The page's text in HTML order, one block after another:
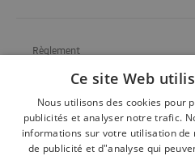
Règlement
À propos de la société
Expédition
Renvois, réclamations
Ce site Web
Nous utilisons des cookies pour
publicités et analyser notre trafic.
informations sur votre utilisation
de publicité et d"analyse qui